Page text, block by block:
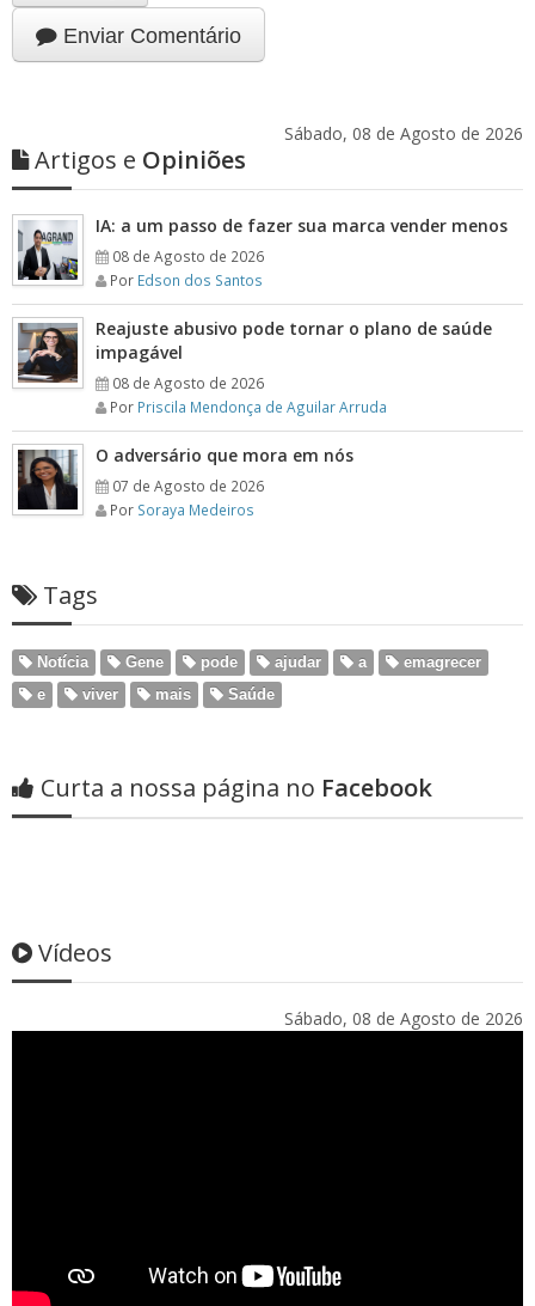
Enviar Comentário
Sábado, 08 de Agosto de 2026
Artigos e Opiniões
IA: a um passo de fazer sua marca vender menos
08 de Agosto de 2026
Por Edson dos Santos
Reajuste abusivo pode tornar o plano de saúde
impagável
08 de Agosto de 2026
Por Priscila Mendonça de Aguilar Arruda
O adversário que mora em nós
07 de Agosto de 2026
Por Soraya Medeiros
Tags
Notícia Gene pode ajudar a
emagrecer
e
viver mais Saúde
Curta a nossa página no Facebook
Vídeos
Sábado, 08 de Agosto de 2026